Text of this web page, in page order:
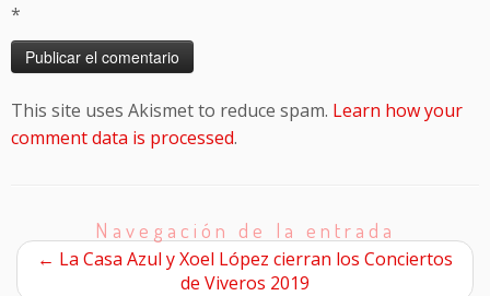
*
This site uses Akismet to reduce spam. Learn how your
comment data is processed.
Navegación de la entrada
← La Casa Azul y Xoel López cierran los Conciertos
de Viveros 2019